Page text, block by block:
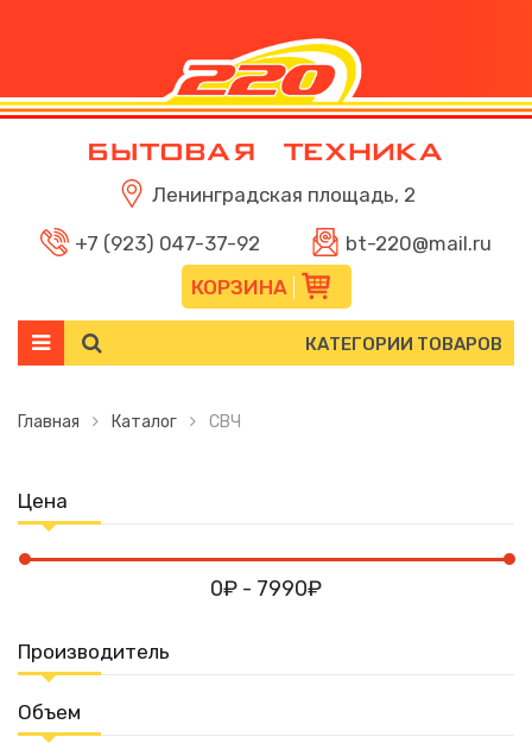
Ленинградская площадь, 2
+7 (923) 047-37-92
bt-220@mail.ru
КОРЗИНА
КАТЕГОРИИ ТОВАРОВ
Главная Каталог СВЧ
Цена
0₽ - 7990₽
Производитель
Объем